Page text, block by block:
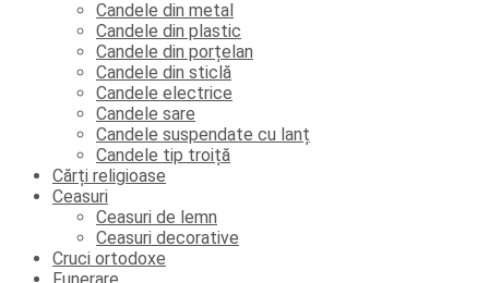
Candele din metal
Candele din plastic
Candele din porțelan
Candele din sticlă
Candele electrice
Candele sare
Candele suspendate cu lanț
Candele tip troiță
Cărți religioase
Ceasuri
Ceasuri de lemn
Ceasuri decorative
Cruci ortodoxe